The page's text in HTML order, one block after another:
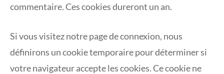
commentaire. Ces cookies dureront un an.
Si vous visitez notre page de connexion, nous
définirons un cookie temporaire pour déterminer si
votre navigateur accepte les cookies. Ce cookie ne